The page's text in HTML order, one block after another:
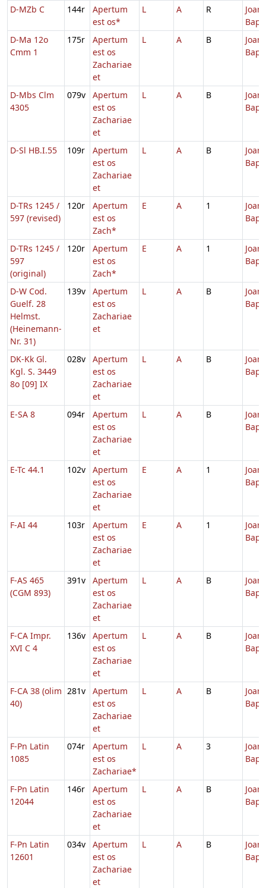
D-MZb C 144r
Apertum
est os*
L A R
D-Ma 12o
Cmm 1
175r
Apertum
est os
Zachariae
et
L A B
D-Mbs Clm
4305
079v
Apertum
est os
Zachariae
et
L A B
D-Sl HB.I.55 109r
Apertum
est os
Zachariae
et
L A B
D-TRs 1245 /
597 (revised)
120r
Apertum
est os
Zach*
E A 1
D-TRs 1245 /
597
(original)
120r
Apertum
est os
Zach*
E A 1
D-W Cod.
Guelf. 28
Helmst.
(Heinemann-
Nr. 31)
139v
Apertum
est os
Zachariae
et
L A B
DK-Kk Gl.
Kgl. S. 3449
8o [09] IX
028v
Apertum
est os
Zachariae
et
L A B
E-SA 8 094r
Apertum
est os
Zachariae
et
L A B
E-Tc 44.1 102v
Apertum
est os
Zachariae
et
E A 1
F-AI 44 103r
Apertum
est os
Zachariae
et
E A 1
F-AS 465
(CGM 893)
391v
Apertum
est os
Zachariae
et
L A B
F-CA Impr.
XVI C 4
136v
Apertum
est os
Zachariae
et
L A B
F-CA 38 (olim
40)
281v
Apertum
est os
Zachariae
et
L A B
F-Pn Latin
1085
074r
Apertum
est os
Zachariae*
L A 3
F-Pn Latin
12044
146r
Apertum
est os
Zachariae
et
L A B
F-Pn Latin
12601
034v
Apertum
est os
Zachariae
et
L A B